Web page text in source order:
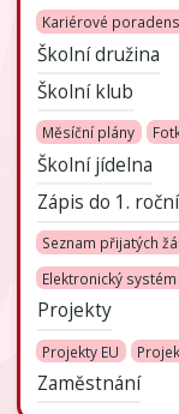
Kariérové
Školní družina
Školní klub
Měsíční plány
Školní jídelna
Zápis do 1.
Seznam přijatých
Elektronický
Projekty
Projekty EU
Zaměstnání